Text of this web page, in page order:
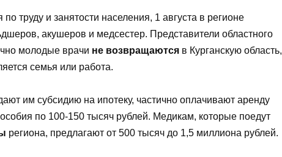
труду и занятости населения, 1 августа в регионе
акушеров и медсестер. Представители областного
молодые врачи не возвращаются в Курганскую область,
семья или работа.
им субсидию на ипотеку, частично оплачивают аренду
по 100-150 тысяч рублей. Медикам, которые поедут
региона, предлагают от 500 тысяч до 1,5 миллиона рублей.